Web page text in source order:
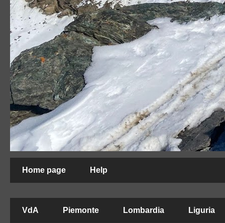
Home page Help
VdA Piemonte Lombardia Liguria